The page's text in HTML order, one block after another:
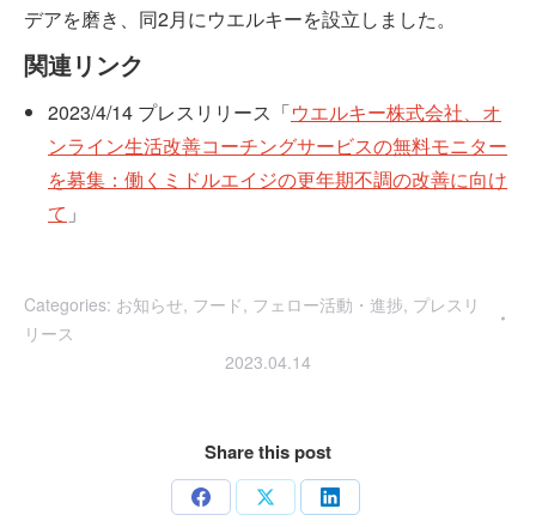
デアを磨き、同2月にウエルキーを設立しました。
関連リンク
2023/4/14 プレスリリース「ウエルキー株式会社、オ
ンライン生活改善コーチングサービスの無料モニター
を募集：働くミドルエイジの更年期不調の改善に向け
て 」
Categories: お知らせ, フード, フェロー活動・進捗, プレスリ
リース
2023.04.14
Share this post
Share Share Share